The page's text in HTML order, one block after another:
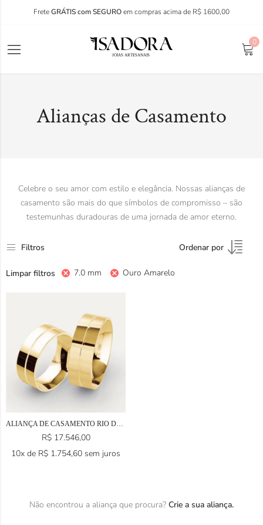
FreteGRÁTIS com SEGUROem compras acima de R$ 1600,00
0
Alianças de Casamento
Celebre o seu amor com estilo e elegância. Nossas alianças de
casamento são mais do que símbolos de compromisso – são
testemunhas duradouras de uma jornada de amor eterno.
Filtros Ordenar por
Limpar filtros 7.0 mm Ouro Amarelo
ALIANÇA DE CASAMENTO RIO DE JANEIRO EM OURO 18K
R$17.546,00
10x de R$ 1.754,60 sem juros
Não encontrou a aliança que procura? Crie a sua aliança.